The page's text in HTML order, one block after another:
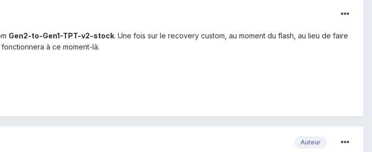
Gen2-to-Gen1-TPT-v2-stock. Une fois sur le recovery custom, au moment du flash, au lieu de faire
à ce moment-là.
Auteur